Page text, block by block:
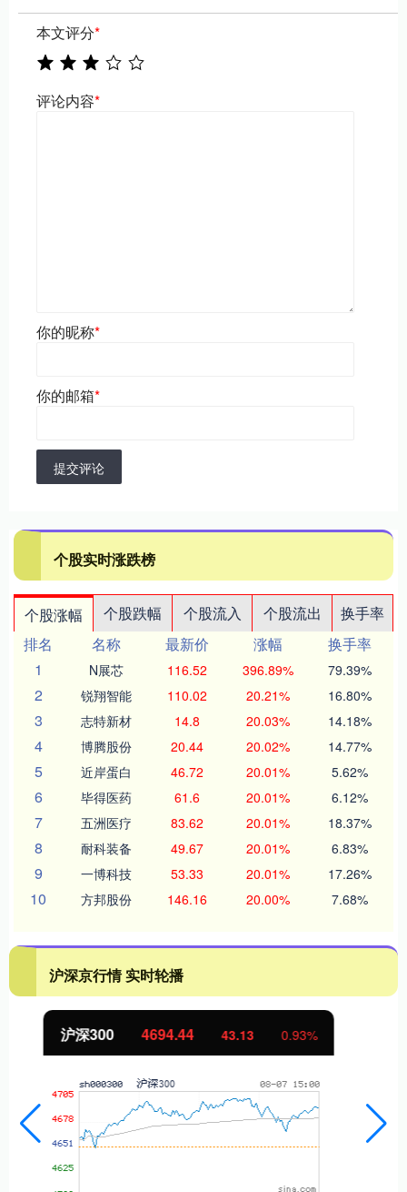
本文评分*
评论内容*
你的昵称*
你的邮箱*
提交评论
个股实时涨跌榜
个股涨幅 个股跌幅 个股流入 个股流出
换手率
排名
名称 最新价 涨幅
换手率
1
N展芯 116.52 396.89% 79.39%
2 锐翔智能 110.02 20.21% 16.80%
3 志特新材 14.8 20.03% 14.18%
4 博腾股份 20.44 20.02% 14.77%
5 近岸蛋白 46.72 20.01% 5.62%
6 毕得医药 61.6 20.01% 6.12%
7 五洲医疗 83.62 20.01% 18.37%
8 耐科装备 49.67 20.01% 6.83%
9 一博科技 53.33 20.01% 17.26%
10 方邦股份 146.16 20.00% 7.68%
沪深京行情 实时轮播
北证50 1134.24 11.37 1.01%